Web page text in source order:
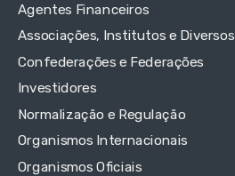
Agentes Financeiros
Associações, Institutos e Diversos
Confederações e Federações
Investidores
Normalização e Regulação
Organismos Internacionais
Organismos Oficiais